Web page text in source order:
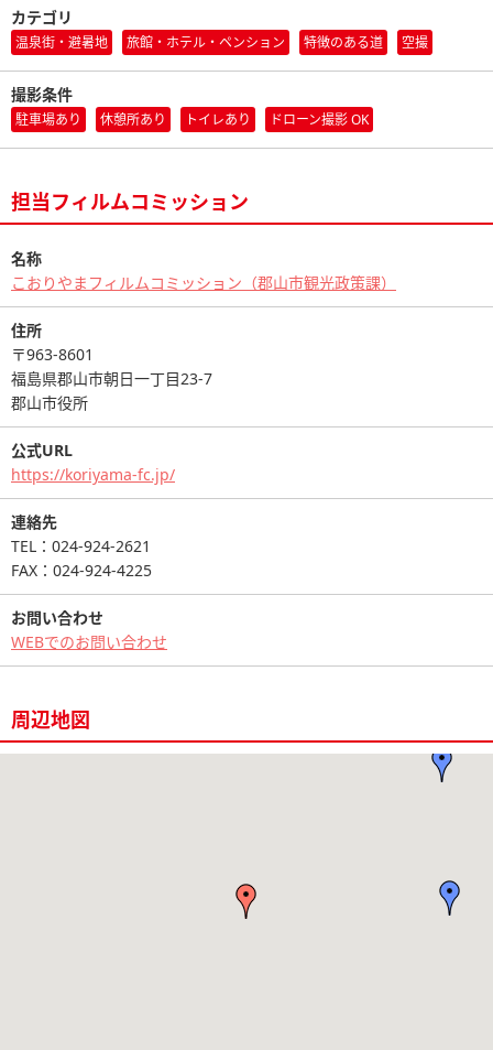
カテゴリ
温泉街・避暑地 旅館・ホテル・ペンション 特徴のある道 空撮
撮影条件
駐車場あり 休憩所あり トイレあり ドローン撮影 OK
担当フィルムコミッション
名称
こおりやまフィルムコミッション（郡山市観光政策課）
住所
〒963-8601
福島県郡山市朝日一丁目23-7
郡山市役所
公式URL
https://koriyama-fc.jp/
連絡先
TEL：024-924-2621
FAX：024-924-4225
お問い合わせ
WEBでのお問い合わせ
周辺地図